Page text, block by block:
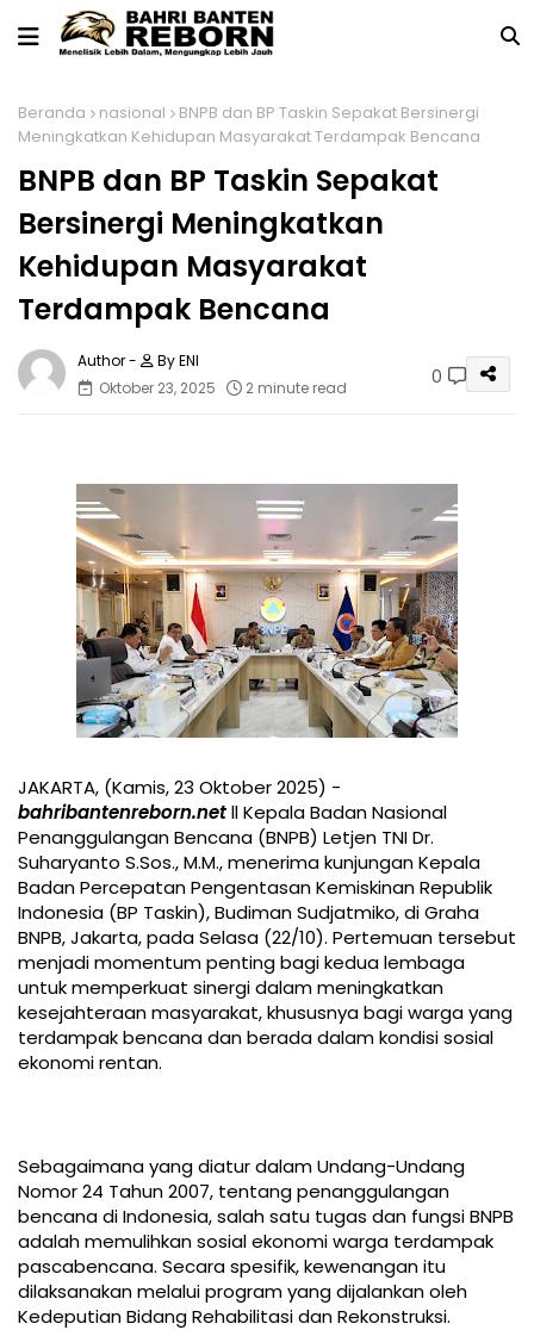
Beranda nasional
BNPB dan BP Taskin Sepakat Bersinergi
Meningkatkan Kehidupan Masyarakat Terdampak Bencana
BNPB dan BP Taskin Sepakat
Bersinergi Meningkatkan
Kehidupan Masyarakat
Terdampak Bencana
By ENI
Oktober 23, 2025
2 minute read 0
JAKARTA, (Kamis, 23 Oktober 2025) -
bahribantenreborn.netll Kepala Badan Nasional
Penanggulangan Bencana (BNPB) Letjen TNI Dr.
Suharyanto S.Sos., M.M., menerima kunjungan Kepala
Badan Percepatan Pengentasan Kemiskinan Republik
Indonesia (BP Taskin), Budiman Sudjatmiko, di Graha
BNPB, Jakarta, pada Selasa (22/10). Pertemuan tersebut
menjadi momentum penting bagi kedua lembaga
untuk memperkuat sinergi dalam meningkatkan
kesejahteraan masyarakat, khususnya bagi warga yang
terdampak bencana dan berada dalam kondisi sosial
ekonomi rentan.
Sebagaimana yang diatur dalam Undang-Undang
Nomor 24 Tahun 2007, tentang penanggulangan
bencana di Indonesia, salah satu tugas dan fungsi BNPB
adalah memulihkan sosial ekonomi warga terdampak
pascabencana. Secara spesifik, kewenangan itu
dilaksanakan melalui program yang dijalankan oleh
Kedeputian Bidang Rehabilitasi dan Rekonstruksi.